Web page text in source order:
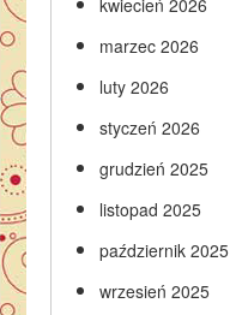
marzec 2026
luty 2026
styczeń 2026
grudzień 2025
listopad 2025
październik 2025
wrzesień 2025